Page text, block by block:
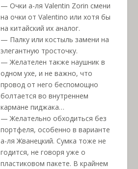
— Очки а-ля Valentin Zorin смени
на очки от Valentino или хотя бы
на китайский их аналог.
— Палку или костыль замени на
элегантную тросточку.
— Желателен также наушник в
одном ухе, и не важно, что
провод от него беспомощно
болтается во внутреннем
кармане пиджака…
— Желательно обходиться без
портфеля, особенно в варианте
а-ля Жванецкий. Сумка тоже не
годится, не говоря уже о
пластиковом пакете. В крайнем